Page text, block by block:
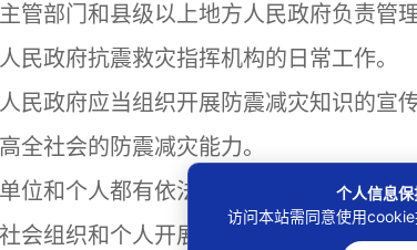
部门和县级以上地方人民政府负责管
民政府抗震救灾指挥机构的日常工作。
政府应当组织开展防震减灾知识的宣
全社会的防震减灾能力。
和个人都有依法参加防震减灾活动的
组织和个人开展地震群测群防活动，对
个人信息
访问本站需同意使用cookie